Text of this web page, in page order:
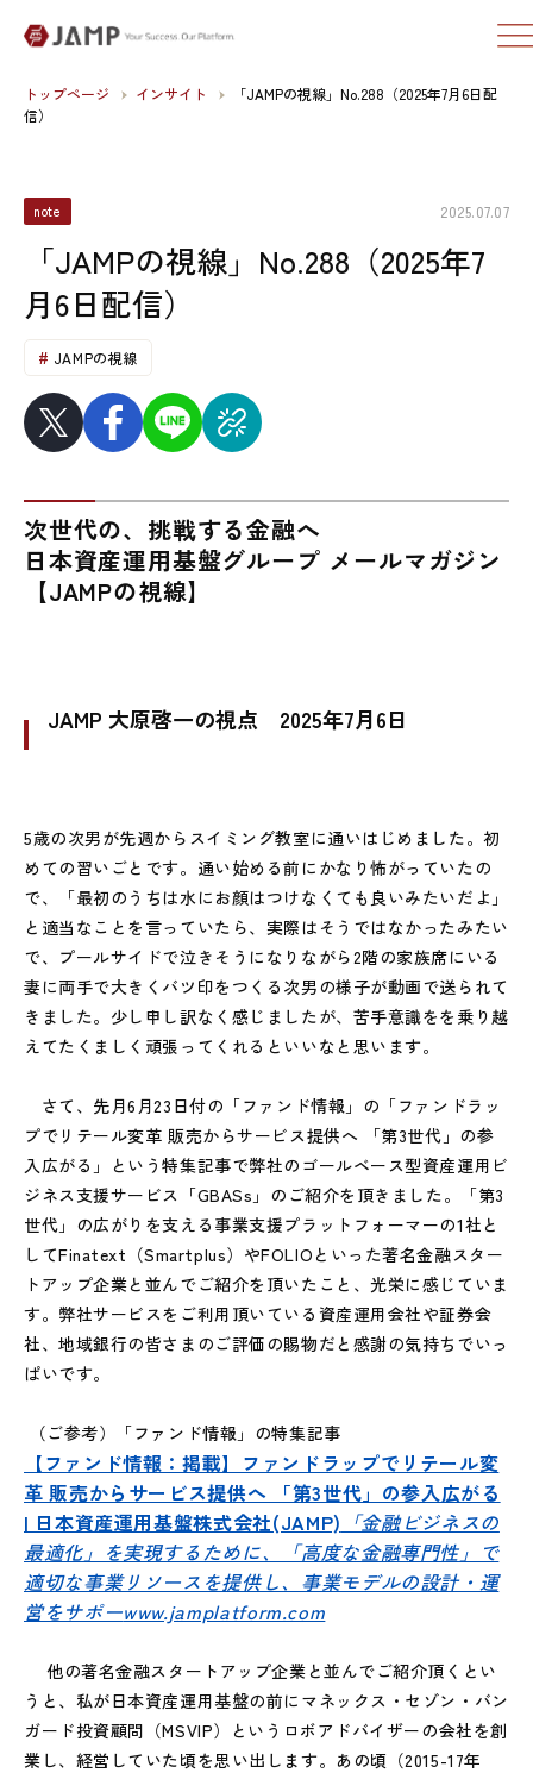
トップページ インサイト
「JAMPの視線」No.288（2025年7月6日配
信）
note 2025.07.07
「JAMPの視線」No.288（2025年7
月6日配信）
JAMPの視線
次世代の、挑戦する金融へ
日本資産運用基盤グループ メールマガジン
【JAMPの視線】
JAMP 大原啓一の視点 2025年7月6日
5歳の次男が先週からスイミング教室に通いはじめました。初
めての習いごとです。通い始める前にかなり怖がっていたの
で、「最初のうちは水にお顔はつけなくても良いみたいだよ」
と適当なことを言っていたら、実際はそうではなかったみたい
で、プールサイドで泣きそうになりながら2階の家族席にいる
妻に両手で大きくバツ印をつくる次男の様子が動画で送られて
きました。少し申し訳なく感じましたが、苦手意識をを乗り越
えてたくましく頑張ってくれるといいなと思います。
さて、先月6月23日付の「ファンド情報」の「ファンドラッ
プでリテール変革 販売からサービス提供へ 「第3世代」の参
入広がる」という特集記事で弊社のゴールベース型資産運用ビ
ジネス支援サービス「GBASs」のご紹介を頂きました。「第3
世代」の広がりを支える事業支援プラットフォーマーの1社と
してFinatext（Smartplus）やFOLIOといった著名金融スター
トアップ企業と並んでご紹介を頂いたこと、光栄に感じていま
す。弊社サービスをご利用頂いている資産運用会社や証券会
社、地域銀行の皆さまのご評価の賜物だと感謝の気持ちでいっ
ぱいです。
（ご参考）「ファンド情報」の特集記事
【ファンド情報：掲載】ファンドラップでリテール変
革 販売からサービス提供へ 「第3世代」の参入広がる
| 日本資産運用基盤株式会社(JAMP) 「金融ビジネスの
最適化」を実現するために、「高度な金融専門性」で
適切な事業リソースを提供し、事業モデルの設計・運
営をサポーwww.jamplatform.com
他の著名金融スタートアップ企業と並んでご紹介頂くとい
うと、私が日本資産運用基盤の前にマネックス・セゾン・バン
ガード投資顧問（MSVIP）というロボアドバイザーの会社を創
業し、経営していた頃を思い出します。あの頃（2015-17年